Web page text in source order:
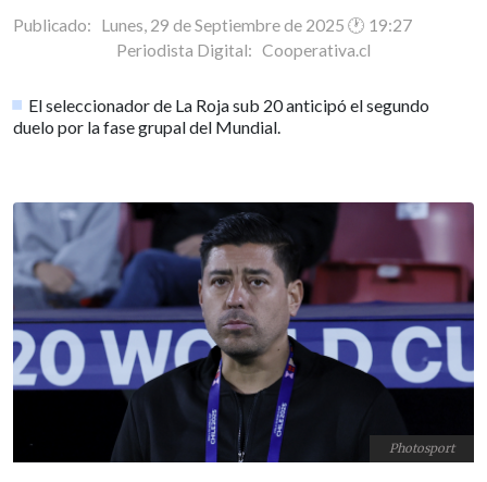
Publicado: Lunes, 29 de Septiembre de 2025 🕐 19:27
Periodista Digital: Cooperativa.cl
El seleccionador de La Roja sub 20 anticipó el segundo
duelo por la fase grupal del Mundial.
Photosport